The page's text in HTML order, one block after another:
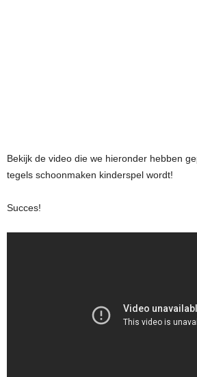
Bekijk de video die we hieronder hebben
tegels schoonmaken kinderspel wordt!
Succes!